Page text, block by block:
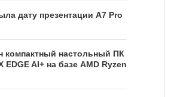
дату презентации A7 Pro
компактный настольный ПК
EDGE AI+ на базе AMD Ryzen